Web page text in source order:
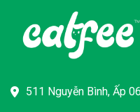
511 Nguyễn Bình, Ấp